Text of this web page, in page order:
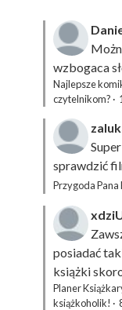
wzbogaca
Najlepsze
czytelnikom? ·
sprawdzić
Przygoda Pana
posiadać
książki
Planer
książkoholik! ·